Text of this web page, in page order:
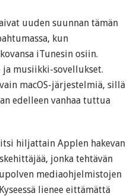
uuden suunnan tämän
kun
iTunesin osiin.
musiikki-sovellukset.
macOS-järjestelmiä, sillä
edelleen vanhaa tuttua
hiljattain Applen hakevan
jonka tehtävän
mediaohjelmistojen
lienee eittämättä